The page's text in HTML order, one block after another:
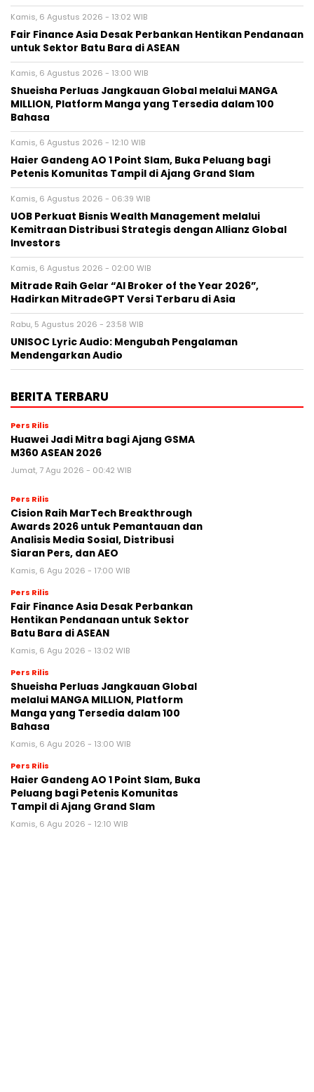
Kamis, 6 Agustus 2026 - 13:02 WIB
Fair Finance Asia Desak Perbankan Hentikan Pendanaan
untuk Sektor Batu Bara di ASEAN
Kamis, 6 Agustus 2026 - 13:00 WIB
Shueisha Perluas Jangkauan Global melalui MANGA
MILLION, Platform Manga yang Tersedia dalam 100
Bahasa
Kamis, 6 Agustus 2026 - 12:10 WIB
Haier Gandeng AO 1 Point Slam, Buka Peluang bagi
Petenis Komunitas Tampil di Ajang Grand Slam
Kamis, 6 Agustus 2026 - 06:39 WIB
UOB Perkuat Bisnis Wealth Management melalui
Kemitraan Distribusi Strategis dengan Allianz Global
Investors
Kamis, 6 Agustus 2026 - 02:00 WIB
Mitrade Raih Gelar “AI Broker of the Year 2026”,
Hadirkan MitradeGPT Versi Terbaru di Asia
Rabu, 5 Agustus 2026 - 23:58 WIB
UNISOC Lyric Audio: Mengubah Pengalaman
Mendengarkan Audio
BERITA TERBARU
Pers Rilis
Huawei Jadi Mitra bagi Ajang GSMA
M360 ASEAN 2026
Jumat, 7 Agu 2026 - 00:42 WIB
Pers Rilis
Cision Raih MarTech Breakthrough
Awards 2026 untuk Pemantauan dan
Analisis Media Sosial, Distribusi
Siaran Pers, dan AEO
Kamis, 6 Agu 2026 - 17:00 WIB
Pers Rilis
Fair Finance Asia Desak Perbankan
Hentikan Pendanaan untuk Sektor
Batu Bara di ASEAN
Kamis, 6 Agu 2026 - 13:02 WIB
Pers Rilis
Shueisha Perluas Jangkauan Global
melalui MANGA MILLION, Platform
Manga yang Tersedia dalam 100
Bahasa
Kamis, 6 Agu 2026 - 13:00 WIB
Pers Rilis
Haier Gandeng AO 1 Point Slam, Buka
Peluang bagi Petenis Komunitas
Tampil di Ajang Grand Slam
Kamis, 6 Agu 2026 - 12:10 WIB